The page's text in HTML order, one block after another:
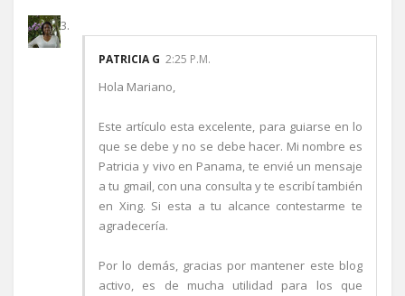
PATRICIA G 2:25 P.M.
Hola Mariano,
Este artículo esta excelente, para guiarse en lo
que se debe y no se debe hacer. Mi nombre es
Patricia y vivo en Panama, te envié un mensaje
a tu gmail, con una consulta y te escribí también
en Xing. Si esta a tu alcance contestarme te
agradecería.
Por lo demás, gracias por mantener este blog
activo, es de mucha utilidad para los que